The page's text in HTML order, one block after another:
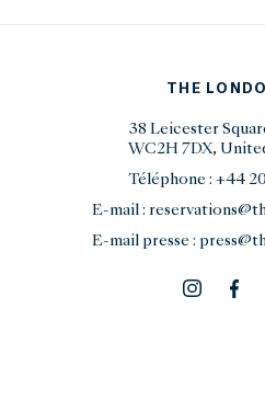
THE
38 Leicester
WC2H 7DX,
Téléphone :+44
E-mail :
E-mail presse :